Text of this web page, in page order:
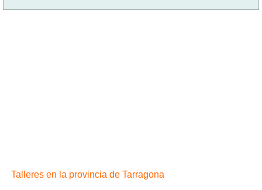
Talleres en la provincia de Tarragona